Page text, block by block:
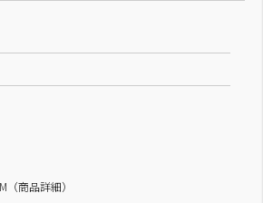
（商品詳細）